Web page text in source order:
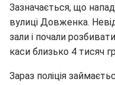
Зазначається, що
вулиці Довженка.
зали і почали
каси близько 4 тисяч
Зараз поліція